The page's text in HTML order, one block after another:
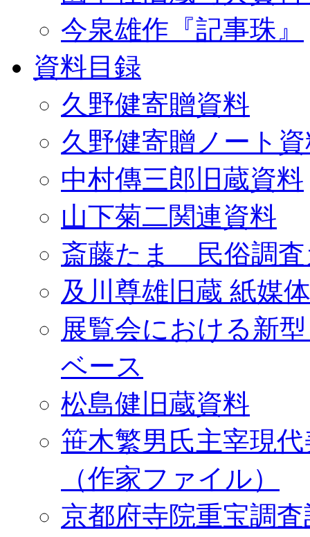
今泉雄作『記事珠』
資料目録
久野健寄贈資料
久野健寄贈ノート
中村傳三郎旧蔵資料
山下菊二関連資料
斎藤たま 民俗調査
及川尊雄旧蔵 紙媒
展覧会における新
ベース
松島健旧蔵資料
笹木繁男氏主宰現
（作家ファイル）
京都府寺院重宝調